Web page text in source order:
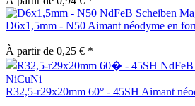
D6x1,5mm - N50 Aimant néodyme en
À partir de 0,25 € *
R32,5-r29x20mm 60° - 45SH Aimant